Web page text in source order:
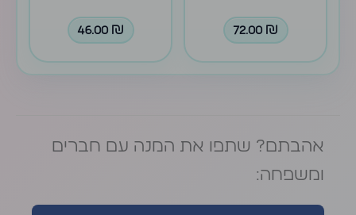
72.00 ₪
46.00 ₪
אהבתם? שתפו את המנה עם חברים
ומשפחה: